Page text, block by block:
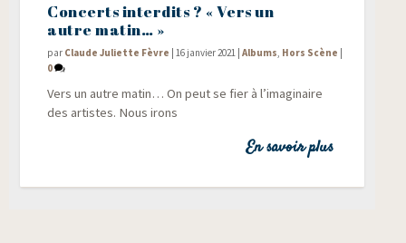
Concerts interdits ? « Vers un
autre matin… »
par Claude Juliette Fèvre | 16 janvier 2021 |Albums Hors Scène |
0
Vers un autre matin… On peut se fier à l’imaginaire
des artistes. Nous irons
En savoir plus